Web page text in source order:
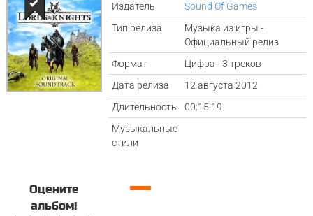
Издатель
Sound Of Games
Тип релиза
Музыка из игры -
Официальный релиз
Формат
Цифра - 3 треков
Дата релиза
12 августа 2012
Длительность
00:15:19
Музыкальные
стили
Оцените
альбом!
—